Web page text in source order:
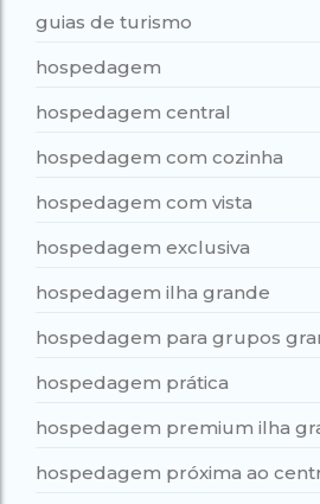
guias de turismo
hospedagem
hospedagem central
hospedagem com cozinha
hospedagem com vista
hospedagem exclusiva
hospedagem ilha grande
hospedagem para grupos
hospedagem prática
hospedagem premium ilha
hospedagem próxima ao